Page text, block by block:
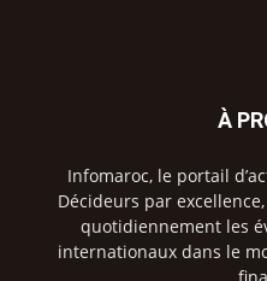
À
Infomaroc, le portail
Décideurs par
quotidiennement les
internationaux dans le